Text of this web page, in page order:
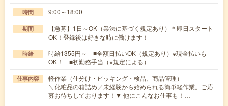
時間 9:00～18:00
期間
【急募】1日～OK（業法に基づく規定あり）＊即日スタート
OK！登録後は好きな時に働けます！
時給
時給1355円～ ■全額日払いOK（規定あり）※現金払いも
OK！ ■初勤務手当（※規定による）
仕事内容
軽作業（仕分け・ピッキング・検品、商品管理）
＼化粧品の箱詰め／未経験から始められる簡単軽作業。ご応
募お待ちしております！▼ 他にこんなお仕事も！…